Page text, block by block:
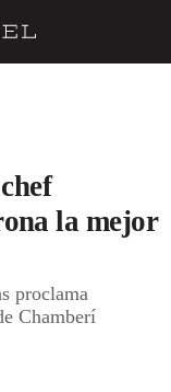
la mejor
proclama
Chamberí